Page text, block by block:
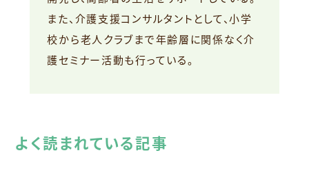
また、介護支援コンサルタントとして、小学
校から老人クラブまで年齢層に関係なく介
護セミナー活動も行っている。
よく読まれている記事